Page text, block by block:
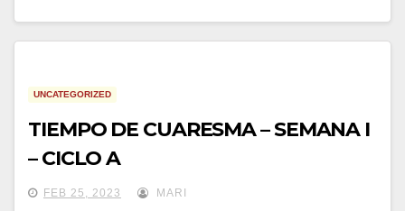
UNCATEGORIZED
TIEMPO DE CUARESMA – SEMANA I
– CICLO A
FEB 25, 2023 MARI